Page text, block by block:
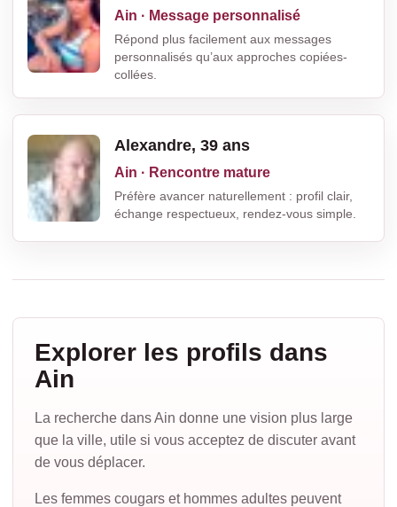
Ain · Message personnalisé
Répond plus facilement aux messages
personnalisés qu’aux approches copiées-
collées.
Alexandre, 39 ans
Ain · Rencontre mature
Préfère avancer naturellement : profil clair,
échange respectueux, rendez-vous simple.
Explorer les profils dans
Ain
La recherche dans Ain donne une vision plus large
que la ville, utile si vous acceptez de discuter avant
de vous déplacer.
Les femmes cougars et hommes adultes peuvent